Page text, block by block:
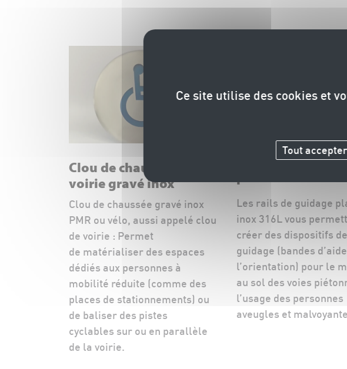
Clou de chaussée ou de
voirie gravé inox
Clou de chaussée gravé inox
PMR ou vélo, aussi appelé clou
de voirie : Permet
de matérialiser des espaces
dédiés aux personnes à
mobilité réduite (comme des
places de stationnements) ou
de baliser des pistes
cyclables sur ou en parallèle
de la voirie.
Rail de guidage
Les rails de guidage
inox 316L vous
créer des dispositifs de
guidage (bandes
l’orientation) pour le
au sol des voies
l’usage des personnes
aveugles et
Ce site utilise des cookies et
Tout accepter